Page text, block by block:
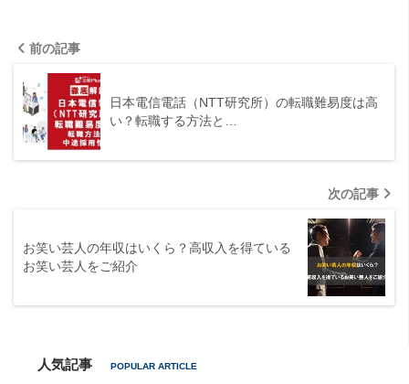
前の記事
日本電信電話（NTT研究所）の転職難易度は高
い？転職する方法と…
次の記事
お笑い芸人の年収はいくら？高収入を得ている
お笑い芸人をご紹介
人気記事